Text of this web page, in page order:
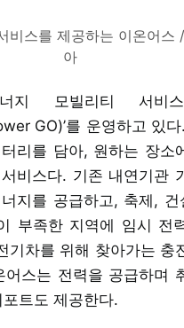
비스를 제공하는 이온어스
아
지 모빌리티 서비
GO)’를 운영하고 있
리를 담아, 원하는 장소
비스다. 기존 내연기관
지를 공급하고, 축제, 건
부족한 지역에 임시 전
기차를 위해 찾아가는 충
어스는 전력을 공급하며
트도 제공한다.